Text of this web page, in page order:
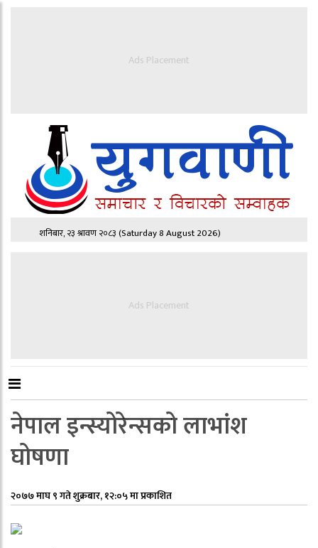
Ads Placement
शनिबार, २३ श्रावण २०८३(Saturday 8 August 2026)
Ads Placement
नेपाल इन्स्योरेन्सको लाभांश
घोषणा
२०७७ माघ ९ गते शुक्रबार, १२:०५ मा प्रकाशित